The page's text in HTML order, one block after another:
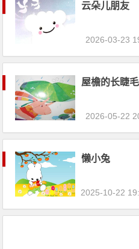
云朵儿朋友
2026-03-23
屋檐的长睫毛
2026-05-22
懒小兔
2025-10-22